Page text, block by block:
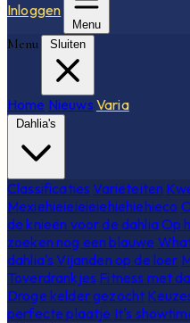
Inloggen
Menu
Menu Sluiten
Home Nieuws Varia
Dahlia's
Classificaties Variëteiten
Mexiehieieieieiehiehiehieco
de knieën voor de dahliaOp
zoeken nog een blauwe
dahlia's Vijanden op de loer
Toverdrankjes Fitness met
Droge kelder gezocht
perfecte plaatje It's